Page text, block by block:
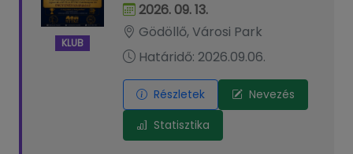
KLUB
2026. 09. 13.
Gödöllő, Városi Park
Határidő: 2026.09.06.
Részletek
Nevezés
Statisztika